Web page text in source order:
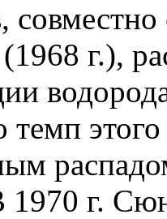
г.),
темп
1970 г.